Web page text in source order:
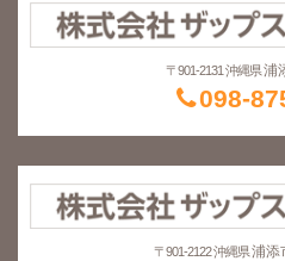
〒901-2131 沖縄県 浦
098-
〒901-2122 沖縄県浦添